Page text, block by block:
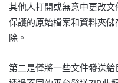
其他人打開或無意中更改
保護的原始檔案和資料夾
除。
第二是僅將一些文件發送